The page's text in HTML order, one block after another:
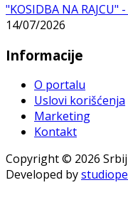
"KOSIDBA NA
14/07/2026
Informacije
O portalu
Uslovi korišćenja
Marketing
Kontakt
Copyright © 2026
Developed by